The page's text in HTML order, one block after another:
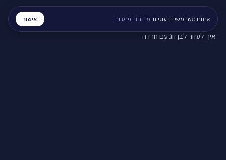
מערכות יחסים
איך לעזור לבן זוג עם חרדה
אנחנו משתמשים בעוגיות. מדיניות פרטיות אישור